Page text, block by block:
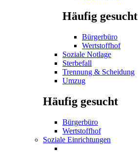
Häufig gesucht
Bürgerbüro
Wertstoffhof
Soziale Notlage
Sterbefall
Trennung & Scheidung
Umzug
Häufig gesucht
Bürgerbüro
Wertstoffhof
Soziale Einrichtungen